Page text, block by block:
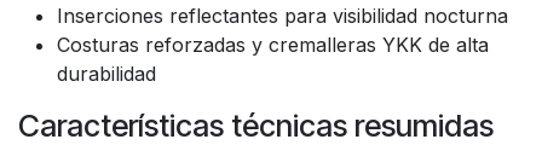
Inserciones reflectantes para visibilidad nocturna
Costuras reforzadas y cremalleras YKK de alta
durabilidad
Características técnicas resumidas